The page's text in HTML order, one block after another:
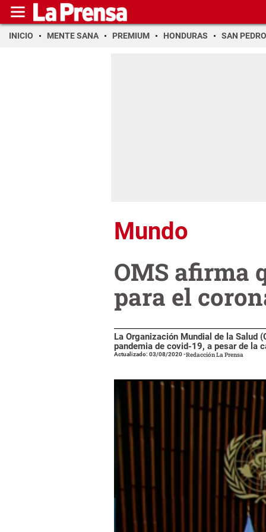
INICIO MENTE SANA PREMIUM HONDURAS SAN PEDRO
Mundo
OMS afirma
para el
La Organización Mundial de la Salud
pandemia de covid-19, a pesar de la
Actualizado: 03/08/2020-Redacción La Prensa